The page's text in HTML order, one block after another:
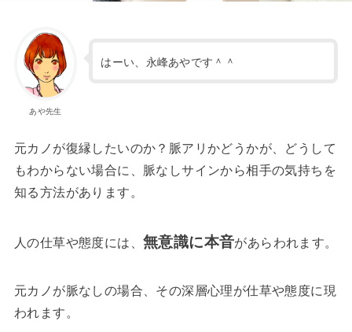
あや先生
はーい、永峰あやです＾＾
元カノが復縁したいのか？脈アリかどうかが、どうして
もわからない場合に、脈なしサインから相手の気持ちを
知る方法があります。
人の仕草や態度には、 無意識に本音があらわれます。
元カノが脈なしの場合、その深層心理が仕草や態度に現
われます。